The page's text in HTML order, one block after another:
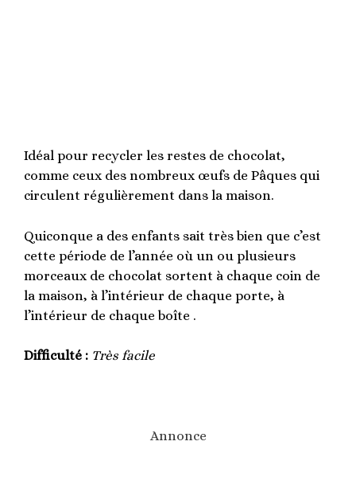
Idéal pour recycler les restes de chocolat,
comme ceux des nombreux œufs de Pâques qui
circulent régulièrement dans la maison.
Quiconque a des enfants sait très bien que c’est
cette période de l’année où un ou plusieurs
morceaux de chocolat sortent à chaque coin de
la maison, à l’intérieur de chaque porte, à
l’intérieur de chaque boîte .
Difficulté : Très facile
Annonce